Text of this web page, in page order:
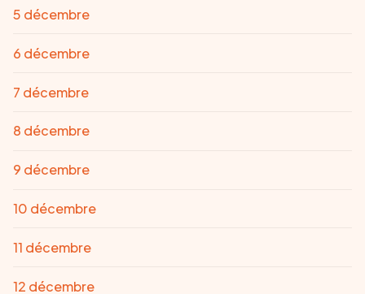
5 décembre
6 décembre
7 décembre
8 décembre
9 décembre
10 décembre
11 décembre
12 décembre